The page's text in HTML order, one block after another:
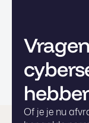
Of je je nu